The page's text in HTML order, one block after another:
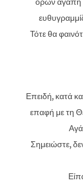
Τότε θα
Επειδή, κατά
επαφή με τη
Σημειώστε, δεν